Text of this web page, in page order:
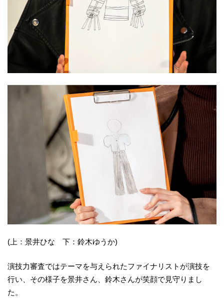
(上：景井ひな 下：鈴木ゆうか)
演技力審査ではテーマを与えられたファイナリストが演技を
行い、その様子を景井さん、鈴木さんが笑顔で見守りまし
た。